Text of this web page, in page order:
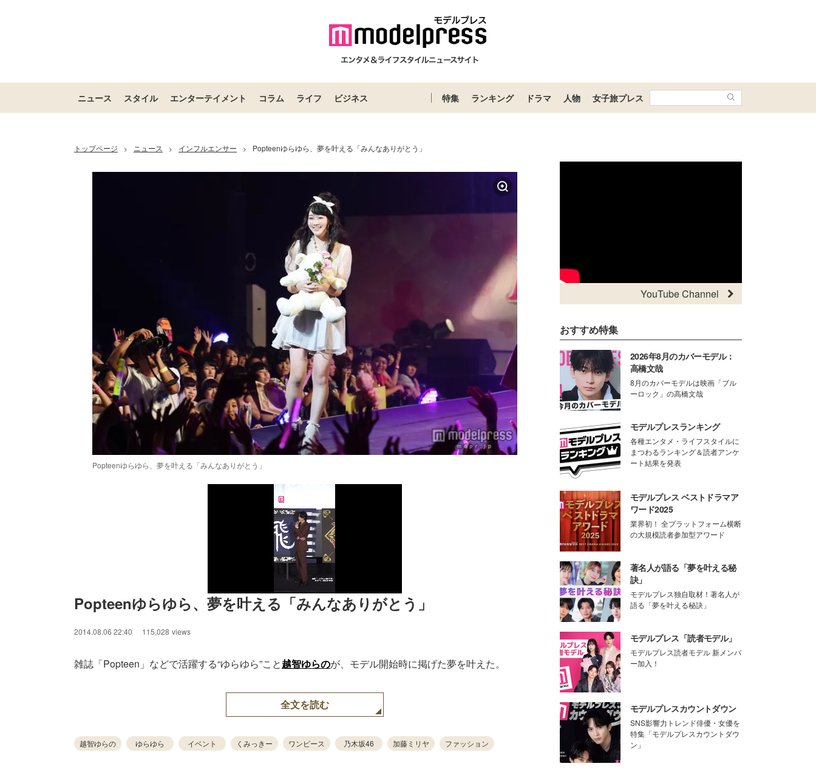
ニュース スタイル エンターテイメント コラム ライフ ビジネス 特集 ランキング ドラマ 人物 女子旅プレス
トップページ > ニュース > インフルエンサー > Popteenゆらゆら、夢を叶える「みんなありがとう」
Popteenゆらゆら、夢を叶える「みんなありがとう」
Popteenゆらゆら、夢を叶える「みんなありがとう」
2014.08.06 22:40 115,028 views
雑誌「Popteen」などで活躍する“ゆらゆら”こと越智ゆらのが、モデル開始時に掲げた夢を叶えた。
全文を読む
越智ゆらの ゆらゆら イベント くみっきー ワンピース 乃木坂46 加藤ミリヤ ファッション
YouTube Channel
おすすめ特集
2026年8月のカバーモデル：
高橋文哉
8月のカバーモデルは映画「ブル
ーロック」の高橋文哉
モデルプレスランキング
各種エンタメ・ライフスタイルに
まつわるランキング＆読者アンケ
ート結果を発表
モデルプレス ベストドラマア
ワード2025
業界初！ 全プラットフォーム横断
の大規模読者参加型アワード
著名人が語る「夢を叶える秘
訣」
モデルプレス独自取材！著名人が
語る「夢を叶える秘訣」
モデルプレス「読者モデル」
モデルプレス読者モデル 新メンバ
ー加入！
モデルプレスカウントダウン
SNS影響力トレンド俳優・女優を
特集「モデルプレスカウントダウ
ン」